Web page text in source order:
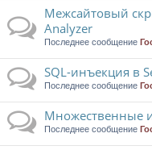
Межсайтовый
Analyzer
Последнее сообщение
SQL-инъекция в
Последнее сообщение
Множественные
Последнее сообщение